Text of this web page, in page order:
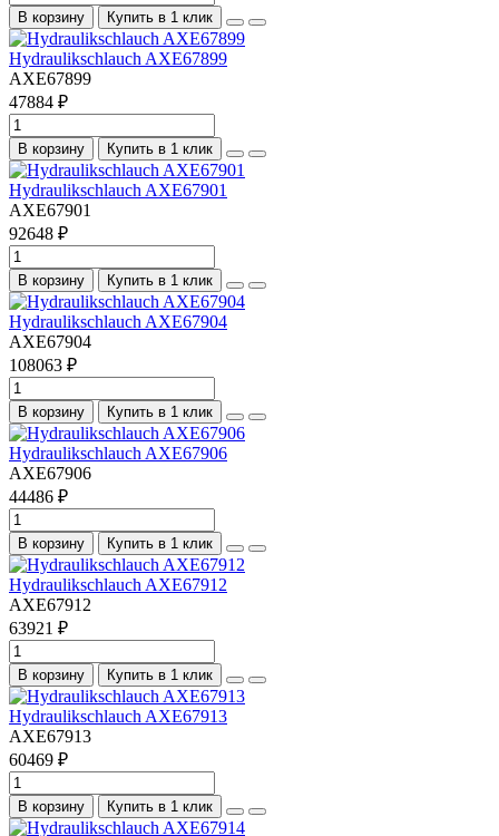
В корзину Купить в 1 клик
Hydraulikschlauch AXE67899
AXE67899
47884 ₽
В корзину Купить в 1 клик
Hydraulikschlauch AXE67901
AXE67901
92648 ₽
В корзину Купить в 1 клик
Hydraulikschlauch AXE67904
AXE67904
108063 ₽
В корзину Купить в 1 клик
Hydraulikschlauch AXE67906
AXE67906
44486 ₽
В корзину Купить в 1 клик
Hydraulikschlauch AXE67912
AXE67912
63921 ₽
В корзину Купить в 1 клик
Hydraulikschlauch AXE67913
AXE67913
60469 ₽
В корзину Купить в 1 клик